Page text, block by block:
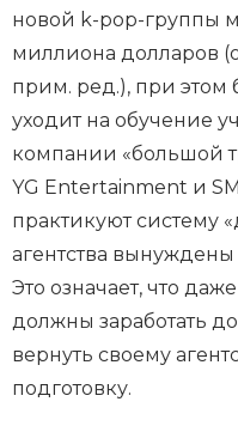
новой k-pop-группы
миллиона долларов
прим. ред.), при этом
уходит на обучение
компании «большой
YG Entertainment и
практикуют систему
агентства вынуждены
Это означает, что
должны заработать
вернуть своему
подготовку.